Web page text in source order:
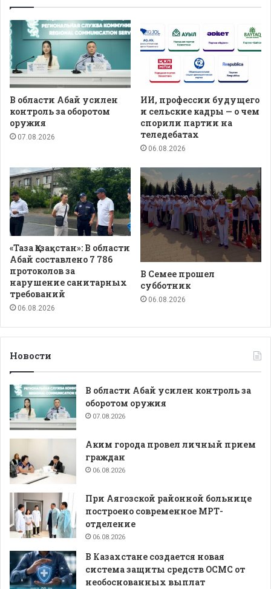
В области Абай усилен
контроль за оборотом
оружия
07.08.2026
ИИ, профессии будущего
и сельские кадры — о чем
спорили партии на
теледебатах
06.08.2026
«Таза Қазақстан»: В области
Абай составлено 7 786
протоколов за
нарушение санитарных
требований
06.08.2026
В Семее прошел
субботник
06.08.2026
Новости
В области Абай усилен контроль за
оборотом оружия
07.08.2026
Аким города провел личный прием
граждан
06.08.2026
При Аягозской районной больнице
построено современное МРТ-
отделение
06.08.2026
В Казахстане создается новая
система защиты средств ОСМС от
необоснованных выплат